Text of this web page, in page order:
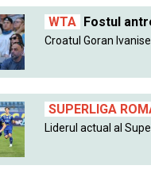
WTA Fostul
Croatul Goran
SUPERLIGA
Liderul actual al